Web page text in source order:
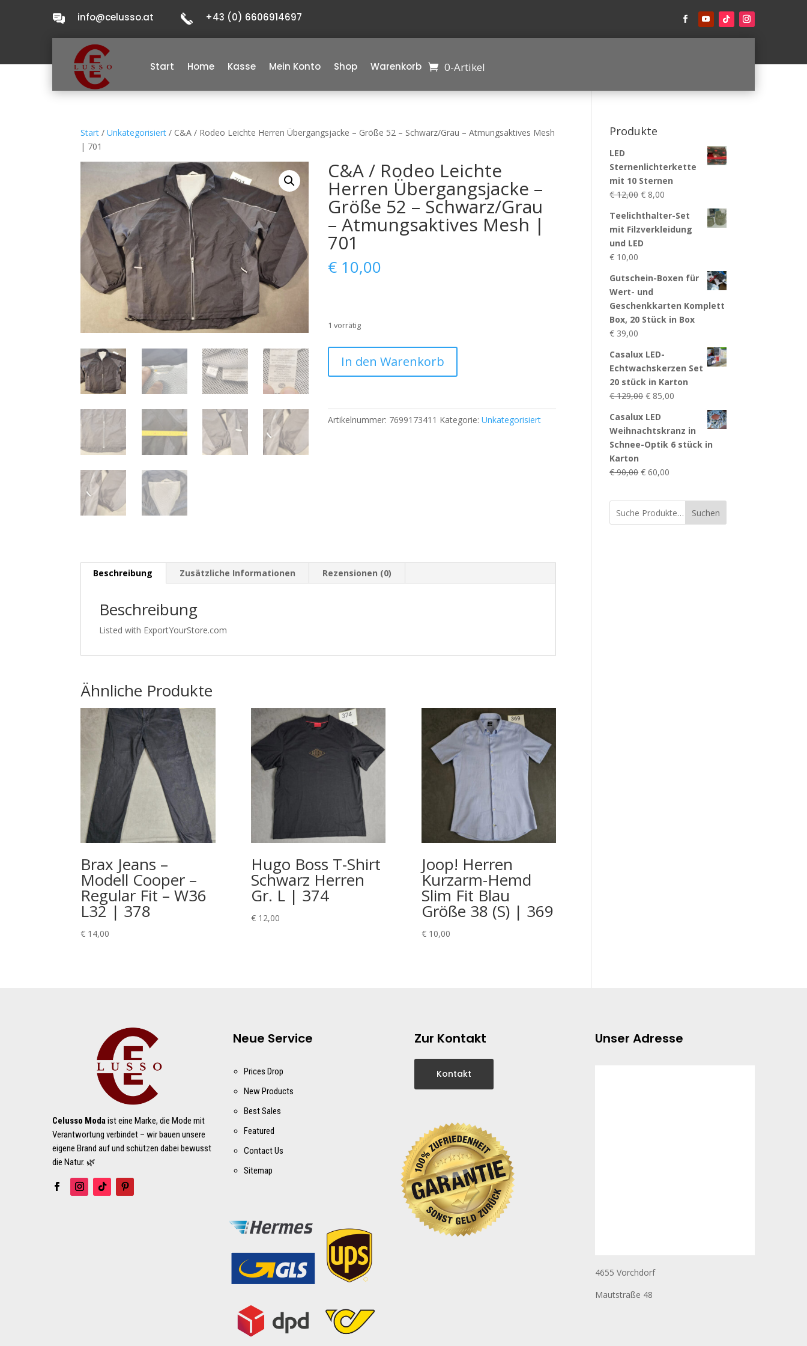
info@celusso.at +43 (0) 6606914697
Start Home Kasse Mein Konto Shop Warenkorb 0-Artikel
Start /Unkategorisiert / C&A / Rodeo Leichte Herren Übergangsjacke – Größe 52 – Schwarz/Grau – Atmungsaktives Mesh
| 701
C&A / Rodeo Leichte
Herren Übergangsjacke –
Größe 52 – Schwarz/Grau
– Atmungsaktives Mesh |
701
€ 10,00
1 vorrätig
Herren
Übergangsjacke
701
Menge
In den Warenkorb
Artikelnummer: 7699173411 Kategorie:Unkategorisiert
Beschreibung Zusätzliche Informationen Rezensionen (0)
Beschreibung
Listed with ExportYourStore.com
Ähnliche Produkte
Brax Jeans –
Modell Cooper –
Regular Fit – W36
L32 | 378
€ 14,00
Hugo Boss T-Shirt
Schwarz Herren
Gr. L | 374
€12,00
Joop! Herren
Kurzarm-Hemd
Slim Fit Blau
Größe 38 (S) | 369
€10,00
Produkte
LED
Sternenlichterkette
mit 10 Sternen
€12,00 Ursprünglicher
war:
€ 12,00
€ 8,00
ist:
€ 8,00.
Teelichthalter-Set
mit Filzverkleidung
und LED
€ 10,00
Gutschein-Boxen für
Wert- und
Geschenkkarten Komplett
Box, 20 Stück in Box
€ 39,00
Casalux LED-
Echtwachskerzen Set
20 stück in Karton
€129,00 Ursprünglicher
war:
€ 129,00
€ 85,00
€ 85,00.
Casalux LED
Weihnachtskranz in
Schnee-Optik 6 stück in
Karton
€90,00 Ursprünglicher
war:
€ 90,00
€ 60,00
ist:
€ 60,00.Suchen
Celusso Modaist eine Marke, die Mode mit
Verantwortung verbindet – wir bauen unsere
eigene Brand auf und schützen dabei bewusst
die Natur. 🌿
Neue Service
Prices Drop
New Products
Best Sales
Featured
Contact Us
Sitemap
Zur Kontakt
Kontakt
Unser Adresse
4655 Vorchdorf
Mautstraße 48